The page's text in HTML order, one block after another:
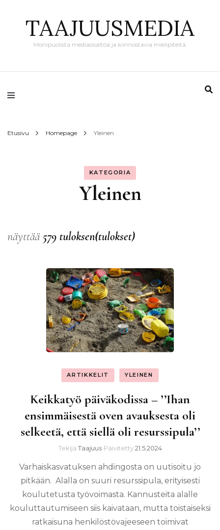
TAAJUUSMEDIA
Monipuolista mediasisältöä ja kiinnostavia mielipiteitä.
Etusivu Homepage Yleinen
KATEGORIA
Yleinen
näyttää 579 tuloksen(tulokset)
ARTIKKELIT YLEINEN
Keikkatyö päiväkodissa – ’’Ihan
ensimmäisestä oven avauksesta oli
selkeetä, että siellä oli resurssipula’’
Tekijä Taajuus Päivitetty21.5.2024
Varhaiskasvatuksen ahdingosta on uutisoitu jo
pitkään. Alalla on suuri resurssipula, erityisesti
koulutetusta työvoimasta. Kannusteita alalle
kouluttautumiseen siis kaivataan, mutta toistaiseksi
ratkaisuna henkilöstövajeeseen toimivat